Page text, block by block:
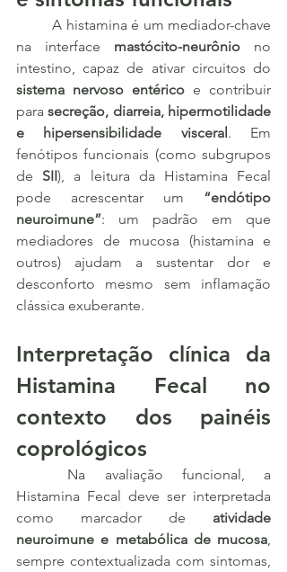
	A histamina é um mediador-chave
na interface mastócito-neurônio no
sistema nervoso entérico e contribuir
para secreção, diarreia, hipermotilidade
e hipersensibilidade visceral. Em
fenótipos funcionais (como subgrupos
de SII), a leitura da Histamina Fecal
pode acrescentar um “endótipo
neuroimune”: um padrão em que
mediadores de mucosa (histamina e
outros) ajudam a sustentar dor e
desconforto mesmo sem inflamação
clássica exuberante.
Interpretação clínica da
Histamina Fecal no
contexto dos painéis
coprológicos
Histamina Fecal deve ser interpretada
como marcador de atividade
neuroimune e metabólica de mucosa
sempre contextualizada com sintomas,